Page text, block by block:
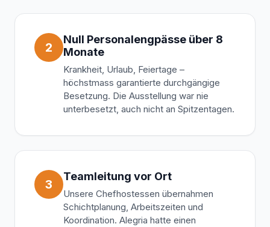
2
Null Personalengpässe über 8
Monate
Krankheit, Urlaub, Feiertage –
höchstmass garantierte durchgängige
Besetzung. Die Ausstellung war nie
unterbesetzt, auch nicht an Spitzentagen.
3
Teamleitung vor Ort
Unsere Chefhostessen übernahmen
Schichtplanung, Arbeitszeiten und
Koordination. Alegria hatte einen